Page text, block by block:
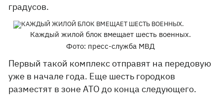
градусов.
Каждый жилой блок вмещает шесть военных.
Фото: пресс-служба МВД
Первый такой комплекс отправят на передовую
уже в начале года. Еще шесть городков
разместят в зоне АТО до конца следующего.